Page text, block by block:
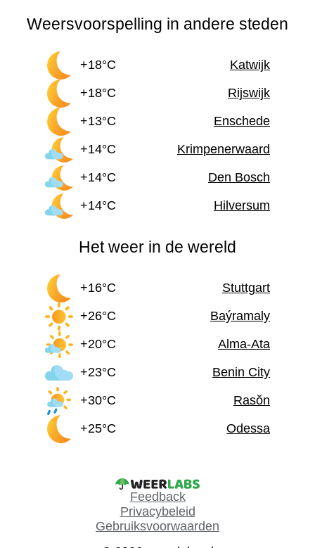
Weersvoorspelling in andere steden
+18°C
Katwijk
+18°C
Rijswijk
+13°C
Enschede
+14°C
Krimpenerwaard
+14°C
Den Bosch
+14°C
Hilversum
Het weer in de wereld
+16°C
Stuttgart
+26°C
Baýramaly
+20°C
Alma-Ata
+23°C
Benin City
+30°C
Rasŏn
+25°C
Odessa
Feedback
Privacybeleid
Gebruiksvoorwaarden